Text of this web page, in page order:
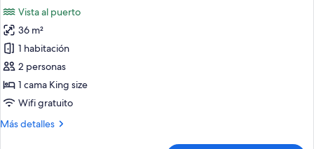
vista
al
puerto
(High
Floor)
fotos
de
Habitación
Premium,
1
cama
size,
Vista al puerto
36 m²
1 habitación
2 personas
1 cama King size
Wifi gratuito
Más detalles
Más